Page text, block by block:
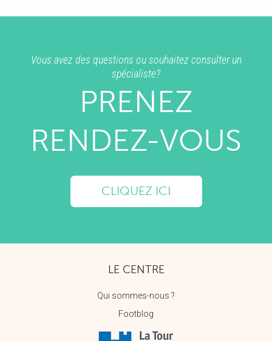
Vous avez des questions ou souhaitez consulter un
spécialiste?
PRENEZ
RENDEZ-VOUS
CLIQUEZ ICI
LE CENTRE
Qui sommes-nous ?
Footblog